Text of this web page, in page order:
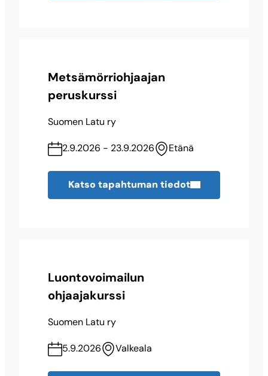
Metsämörriohjaajan
peruskurssi
Suomen Latu ry
2.9.2026 - 23.9.2026 Etänä
Katso tapahtuman tiedot
Luontovoimailun
ohjaajakurssi
Suomen Latu ry
5.9.2026 Valkeala